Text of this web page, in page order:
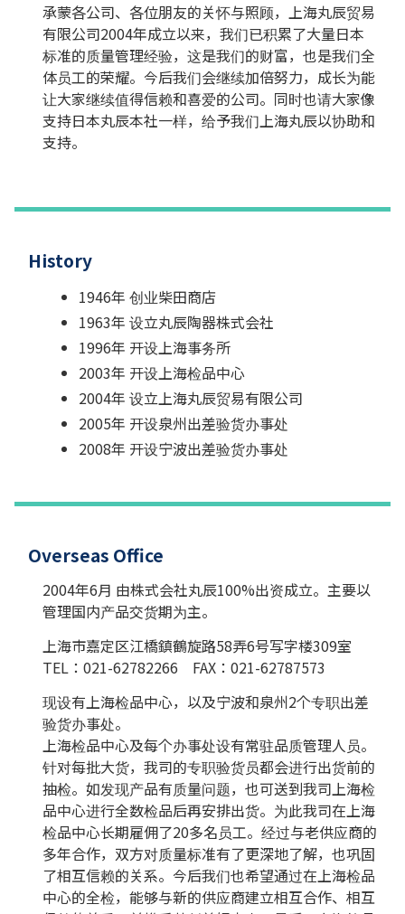
承蒙各公司、各位朋友的关怀与照顾，上海丸辰贸易
有限公司2004年成立以来，我们已积累了大量日本
标准的质量管理经验，这是我们的财富，也是我们全
体员工的荣耀。今后我们会继续加倍努力，成长为能
让大家继续值得信赖和喜爱的公司。同时也请大家像
支持日本丸辰本社一样，给予我们上海丸辰以协助和
支持。
History
1946年 创业柴田商店
1963年 设立丸辰陶器株式会社
1996年 开设上海事务所
2003年 开设上海检品中心
2004年 设立上海丸辰贸易有限公司
2005年 开设泉州出差验货办事处
2008年 开设宁波出差验货办事处
Overseas Office
2004年6月 由株式会社丸辰100%出资成立。主要以
管理国内产品交货期为主。
上海市嘉定区江橋鎮鶴旋路58弄6号写字楼309室
TEL：021-62782266 FAX：021-62787573
现设有上海检品中心，以及宁波和泉州2个专职出差
验货办事处。
上海检品中心及每个办事处设有常驻品质管理人员。
针对每批大货，我司的专职验货员都会进行出货前的
抽检。如发现产品有质量问题，也可送到我司上海检
品中心进行全数检品后再安排出货。为此我司在上海
检品中心长期雇佣了20多名员工。经过与老供应商的
多年合作，双方对质量标准有了更深地了解，也巩固
了相互信赖的关系。今后我们也希望通过在上海检品
中心的全检，能够与新的供应商建立相互合作、相互